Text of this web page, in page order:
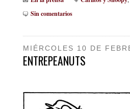
Sin comentarios
MIÉRCOLES 10 DE
ENTREPEANUTS